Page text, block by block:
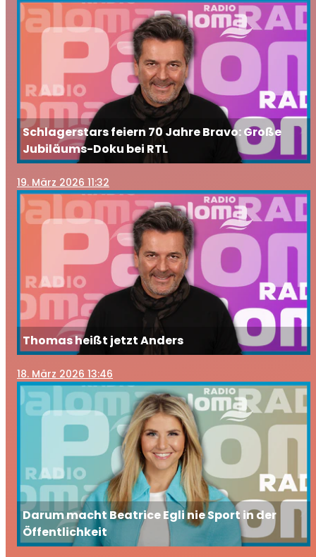
Schlagerstars feiern 70 Jahre Bravo: Große
Jubiläums-Doku bei RTL
19. März 2026 11:32
Thomas heißt jetzt Anders
18. März 2026 13:46
Darum macht Beatrice Egli nie Sport in der
Öffentlichkeit